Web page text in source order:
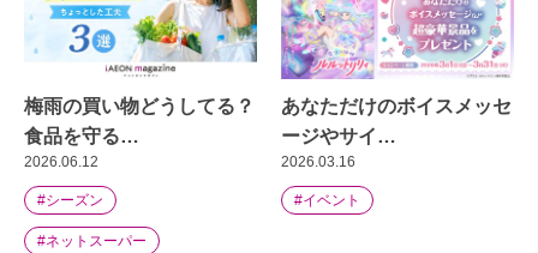
梅雨の買い物どうしてる？
食品を守る…
2026.06.12
#シーズン
#ネットスーパー
あなただけのボイスメッセ
ージやサイ…
2026.03.16
#イベント